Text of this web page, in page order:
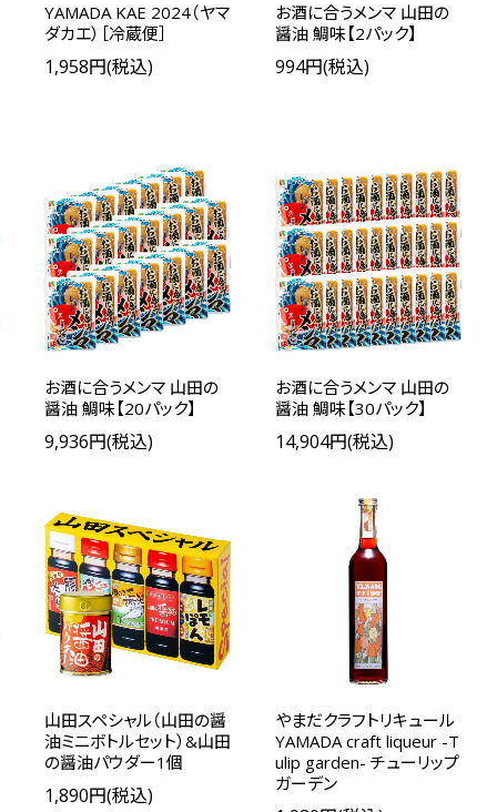
YAMADA KAE 2024（ヤマ
ダカエ）［冷蔵便］
1,958円(税込)
お酒に合うメンマ 山田の
醤油 鯛味【2パック】
994円(税込)
お酒に合うメンマ 山田の
醤油 鯛味【20パック】
9,936円(税込)
お酒に合うメンマ 山田の
醤油 鯛味【30パック】
14,904円(税込)
山田スペシャル（山田の醤
油ミニボトルセット）&山田
の醤油パウダー1個
1,890円(税込)
やまだクラフトリキュール
YAMADA craft liqueur -T
ulip garden- チューリップ
ガーデン